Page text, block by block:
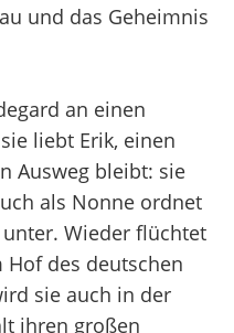
und das Geheimnis
an einen
liebt Erik, einen
Ausweg bleibt: sie
als Nonne ordnet
Wieder flüchtet
des deutschen
sie auch in der
ihren großen